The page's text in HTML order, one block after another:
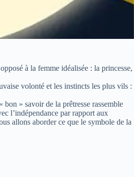
à la femme idéalisée : la princesse,
volonté et les instincts les plus vils :
» savoir de la prêtresse rassemble
l’indépendance par rapport aux
allons aborder ce que le symbole de la